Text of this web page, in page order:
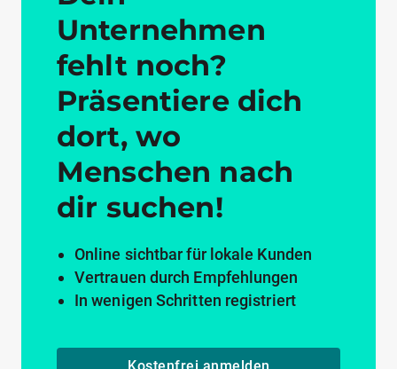
Unternehmen
fehlt noch?
Präsentiere dich
dort, wo
Menschen nach
dir suchen!
Online sichtbar für lokale Kunden
Vertrauen durch Empfehlungen
In wenigen Schritten registriert